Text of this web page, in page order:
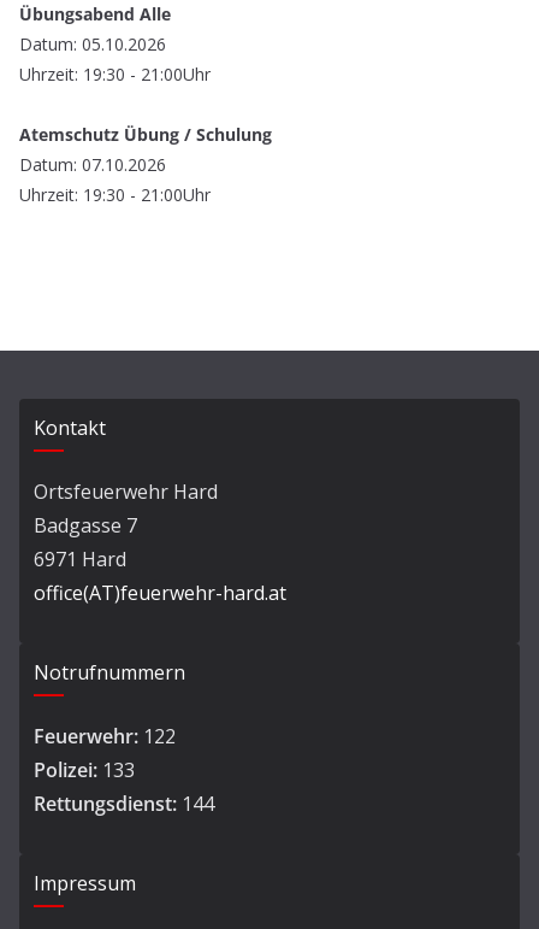
Übungsabend Alle
Datum: 05.10.2026
Uhrzeit: 19:30 - 21:00Uhr
Atemschutz Übung / Schulung
Datum: 07.10.2026
Uhrzeit: 19:30 - 21:00Uhr
Kontakt
Ortsfeuerwehr Hard
Badgasse 7
6971 Hard
office(AT)feuerwehr-hard.at
Notrufnummern
Feuerwehr: 122
Polizei: 133
Rettungsdienst: 144
Impressum